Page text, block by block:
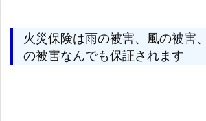
火災保険は雨の被害、風の被害
の被害なんでも保証されます